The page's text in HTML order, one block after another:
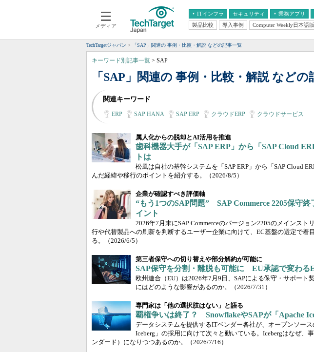
メディア
ITインフラ
クラウド
サーバ＆ストレージ
スマートモバイル
システム運用管理
セキュリティ 業務アプリ
エンタープライズAI
ERP
CX
情報系システム
経営とIT 医療IT
製品比較 導入事例 Computer Weekly日本語版
TechTargetジャパン 「SAP」関連の 事例・比較・解説 などの記事一覧
キーワード別記事一覧 > SAP
「SAP」関連の 事例・比較・解説 などの
関連キーワード
ERP SAP HANA SAP ERP クラウドERP クラウドサービス
属人化からの脱却とAI活用を推進
歯科機器大手が「SAP ERP」から「SAP Cloud
トは
松風は自社の基幹システムを「SAP ERP」から「SAP Cloud
んだ経緯や移行のポイントを紹介する。
（2026/8/5）
企業が確認すべき評価軸
“もう1つのSAP問題” SAP Commerce 2205保守
イント
2026年7月末にSAP Commerceのバージョン2205のメインス
行や代替製品への刷新を判断するユーザー企業に向けて、EC基盤の選定で着
る。
（2026/6/5）
第三者保守への切り替えや部分解約が可能に
SAP保守を分割・離脱も可能に EU承認で変わる
欧州連合（EU）は2026年7月9日、SAPによる保守・サポート
にはどのような影響があるのか。
（2026/7/31）
専門家は「他の選択肢はない」と語る
覇権争いは終了？ SnowflakeやSAPが「Apache
データシステムを提供するITベンダー各社が、オープンソー
Iceberg」の採用に向けて次々と動いている。Icebergはなぜ、
ンダード）になりつつあるのか。
（2026/7/16）